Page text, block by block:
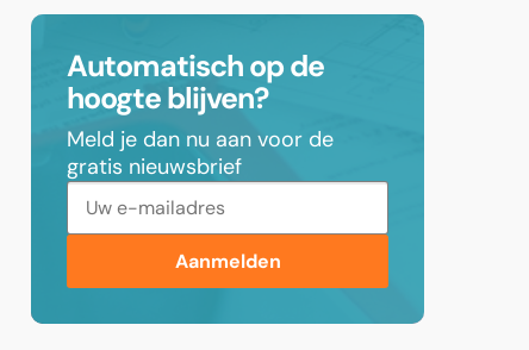
Automatisch op de
hoogte blijven?
Meld je dan nu aan voor de
gratis nieuwsbrief
Aanmelden